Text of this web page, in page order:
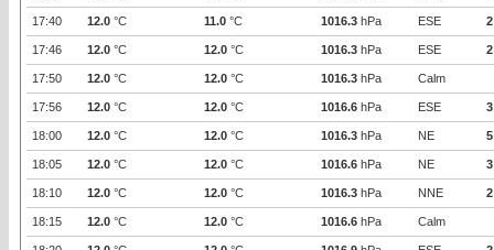
17:40 12.0 °C 11.0 °C 1016.3 hPa ESE 2
17:46 12.0 °C 12.0 °C 1016.3 hPa ESE 2
17:50 12.0 °C 12.0 °C 1016.3 hPa Calm
17:56 12.0 °C 12.0 °C 1016.6 hPa ESE 3
18:00 12.0 °C 12.0 °C 1016.3 hPa NE 5
18:05 12.0 °C 12.0 °C 1016.6 hPa NE 3
18:10 12.0 °C 12.0 °C 1016.3 hPa NNE 2
18:15 12.0 °C 12.0 °C 1016.6 hPa Calm